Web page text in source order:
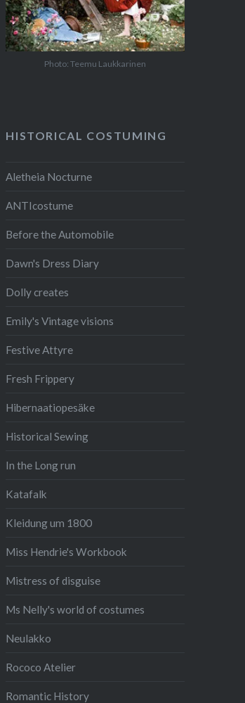
Photo: Teemu Laukkarinen
HISTORICAL COSTUMING
Aletheia Nocturne
ANTIcostume
Before the Automobile
Dawn's Dress Diary
Dolly creates
Emily's Vintage visions
Festive Attyre
Fresh Frippery
Hibernaatiopesäke
Historical Sewing
In the Long run
Katafalk
Kleidung um 1800
Miss Hendrie's Workbook
Mistress of disguise
Ms Nelly's world of costumes
Neulakko
Rococo Atelier
Romantic History